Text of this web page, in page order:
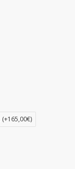
(+165,00€)